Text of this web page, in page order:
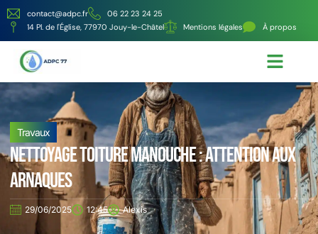
contact@adpc.fr
06 22 23 24 25
14 Pl. de l'Église, 77970 Jouy-le-Châtel
Mentions légales À propos
Travaux
Nettoyage toiture manouche : attention aux
arnaques
29/06/2025 12:45 Alexis